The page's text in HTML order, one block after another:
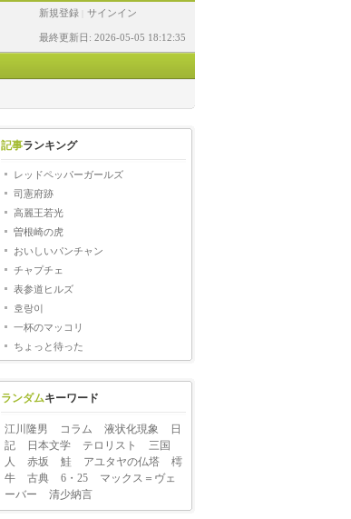
新規登録 サインイン
最終更新日: 2026-05-05 18:12:35
記事ランキング
レッドペッパーガールズ
司憲府跡
高麗王若光
曽根崎の虎
おいしいパンチャン
チャプチェ
表参道ヒルズ
호랑이
一杯のマッコリ
ちょっと待った
ランダムキーワード
江川隆男 コラム 液状化現象
日
記
日本文学 テロリスト
三国
人
赤坂 鮭 アユタヤの仏塔
樗
牛
古典 6・25
マックス＝ヴェ
ーバー
清少納言